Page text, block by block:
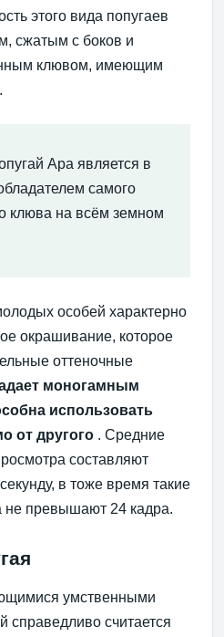
этого вида попугаев
сжатым с боков и
клювом, имеющим
Ара является в
самого
клюва на всём земном
особей характерно
окрашивание, которое
оттеночные
моногамным
использовать
от другого . Средние
составляют
в тоже время такие
не превышают 24 кадра.
умственными
справедливо считается